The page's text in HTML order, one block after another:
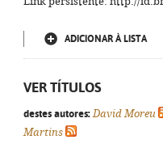
ADICIONAR À LISTA
VER TÍTULOS
destes autores: David Moreu
Martins